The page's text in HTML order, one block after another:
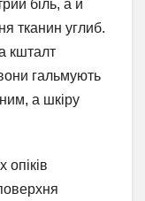
біль, а й
тканин углиб.
кшталт
гальмують
а шкіру
опіків